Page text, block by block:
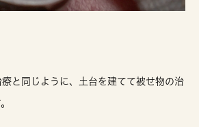
と同じように、土台を建てて被せ物の治